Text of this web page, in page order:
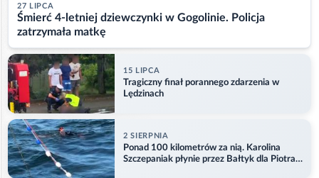
27 LIPCA
Śmierć 4-letniej dziewczynki w Gogolinie. Policja
zatrzymała matkę
15 LIPCA
Tragiczny finał porannego zdarzenia w
Lędzinach
2 SIERPNIA
Ponad 100 kilometrów za nią. Karolina
Szczepaniak płynie przez Bałtyk dla Piotra.